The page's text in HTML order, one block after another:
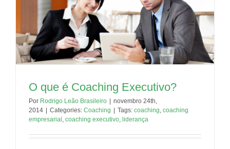
O que é Coaching Executivo?
Por Rodrigo Leão Brasileiro
novembro 24th,
2014
Categories: Coaching Tags: coaching, coaching
empresarial , coaching executivo, liderança